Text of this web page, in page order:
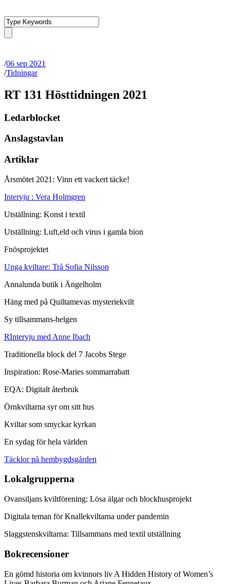
/06 sep 2021
/Tidningar
RT 131 Hösttidningen 2021
Ledarblocket
Anslagstavlan
Artiklar
Årsmötet 2021: Vinn ett vackert täcke!
Intervju : Vera Holmgren
Utställning: Konst i textil
Utställning: Luft,eld och virus i gamla bion
Fnösprojektet
Unga kviltare: Trå Sofia Nilsson
Annalunda butik i Ängelholm
Häng med på Quiltamevas mysteriekvilt
Sy tillsammans-helgen
RIntervju med Anne Ibach
Traditionella block del 7 Jacobs Stege
Inspiration: Rose-Maries sommarrabatt
EQA: Digitalt återbruk
Örnkviltarna syr om sitt hus
Kviltar som smyckar kyrkan
En sydag för hela världen
Täcklor på hembygdsgården
Lokalgrupperna
Ovansiljans kviltförening: Lösa älgar och blockhusprojekt
Digitala teman för Knallekviltarna under pandemin
Slaggstenskviltarna: Tillsammans med textil utställning
Bokrecensioner
En gömd historia om kvinnors liv A Hidden History of Women’s